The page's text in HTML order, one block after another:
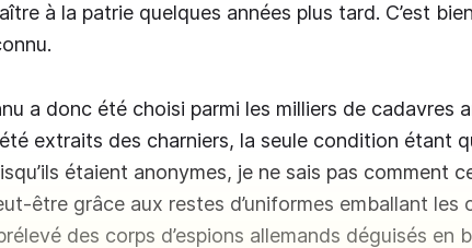
à la patrie quelques années plus tard. C’est
a donc été choisi parmi les milliers de cadavres
extraits des charniers, la seule condition étant
étaient anonymes, je ne sais pas comment
être grâce aux restes d’uniformes emballant les
des corps d’espions allemands déguisés en